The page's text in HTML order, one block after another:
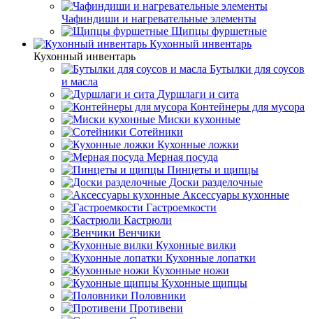
Чафиндиши и нагревательные элементы
Щипцы фуршетные
Кухонный инвентарь
Кухонный инвентарь
Бутылки для соусов
и масла
Дуршлаги и сита
Контейнеры для мусора
Миски кухонные
Сотейники
Кухонные ложки
Мерная посуда
Пинцеты и щипцы
Доски разделочные
Аксессуары кухонные
Гастроемкости
Кастрюли
Венчики
Кухонные вилки
Кухонные лопатки
Кухонные ножи
Кухонные щипцы
Половники
Противени